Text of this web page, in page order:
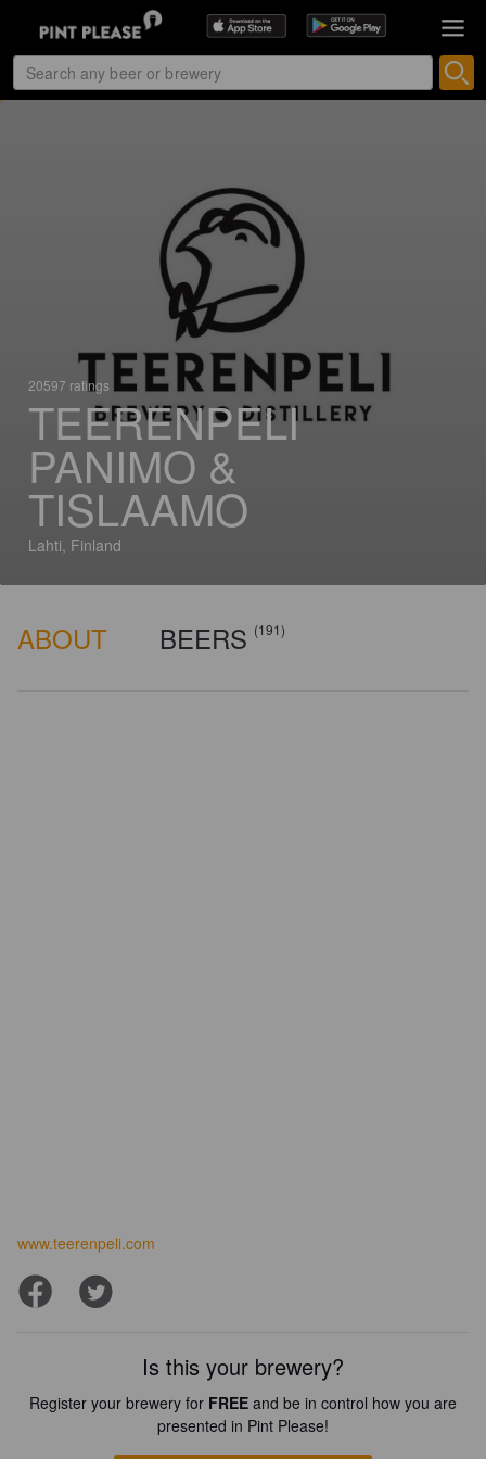
20597 ratings
TEERENPELI
PANIMO &
TISLAAMO
Lahti, Finland
ABOUT BEERS (191)
www.teerenpeli.com
Is this your brewery?
Register your brewery for FREE and be in control how you are
presented in Pint Please!